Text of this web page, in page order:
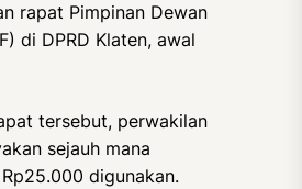
rapat Pimpinan Dewan
di DPRD Klaten, awal
tersebut, perwakilan
sejauh mana
digunakan.